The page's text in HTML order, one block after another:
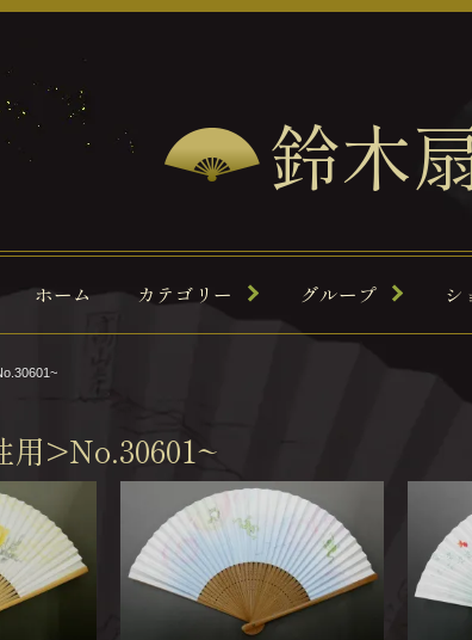
鈴木
ホーム カテゴリー グループ シ
用>No.30601~